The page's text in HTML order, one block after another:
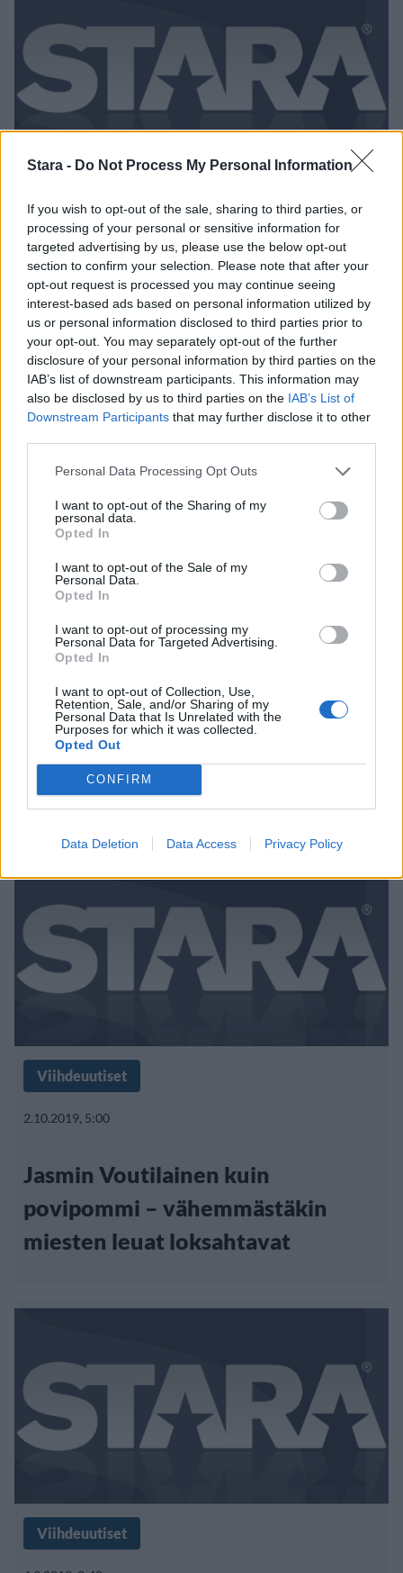
Stara - Do Not Process My Personal Information
If you wish to opt-out of the sale, sharing to third parties, or
processing of your personal or sensitive information for
targeted advertising by us, please use the below opt-out
section to confirm your selection. Please note that after your
opt-out request is processed you may continue seeing
interest-based ads based on personal information utilized by
us or personal information disclosed to third parties prior to
your opt-out. You may separately opt-out of the further
disclosure of your personal information by third parties on the
IAB’s list of downstream participants. This information may
also be disclosed by us to third parties on the IAB’s List of
Downstream Participants that may further disclose it to other
Personal Data Processing Opt Outs
I want to opt-out of the Sharing of my
personal data.
Opted In
I want to opt-out of the Sale of my
Personal Data.
Opted In
I want to opt-out of processing my
Personal Data for Targeted Advertising.
Opted In
I want to opt-out of Collection, Use,
Retention, Sale, and/or Sharing of my
Personal Data that Is Unrelated with the
Purposes for which it was collected.
Opted Out
CONFIRM
Data Deletion Data Access Privacy Policy
2.3.2020, 5:00
Salkkarikaunotar upeassa
bikinikuvassa – peräänkuuluttaa
kehopositiivisuutta
Viihdeuutiset
11.11.2019, 10:40
Jasmin Voutilainen poseerasi
uhkeana missigaalassa
Viihdeuutiset
2.10.2019, 5:00
Jasmin Voutilainen kuin
povipommi – vähemmästäkin
miesten leuat loksahtavat
Viihdeuutiset